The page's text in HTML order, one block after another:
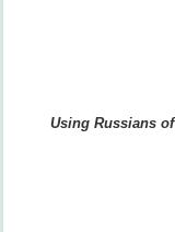
Using Russians